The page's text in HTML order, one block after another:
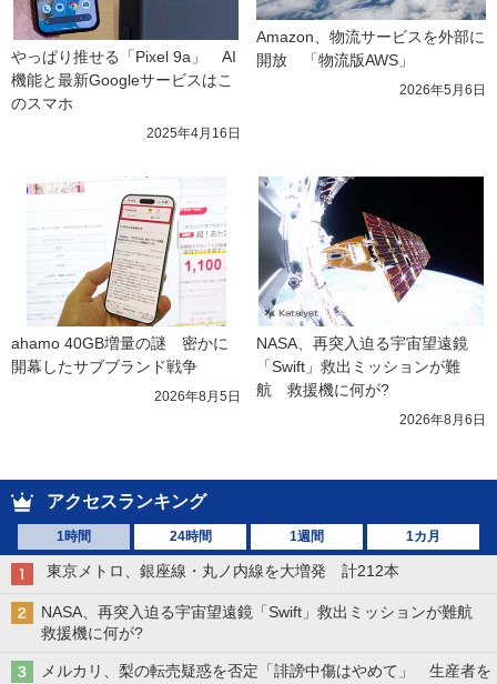
やっぱり推せる「Pixel 9a」　AI
機能と最新Googleサービスはこ
のスマホ
2025年4月16日
Amazon、物流サービスを外部に
開放　「物流版AWS」
2026年5月6日
ahamo 40GB増量の謎　密かに
開幕したサブブランド戦争
2026年8月5日
NASA、再突入迫る宇宙望遠鏡
「Swift」救出ミッションが難
航　救援機に何が?
2026年8月6日
アクセスランキング
1時間 24時間 1週間 1カ月
東京メトロ、銀座線・丸ノ内線を大増発 計212本
NASA、再突入迫る宇宙望遠鏡「Swift」救出ミッションが難航
救援機に何が?
メルカリ、梨の転売疑惑を否定「誹謗中傷はやめて」 生産者を